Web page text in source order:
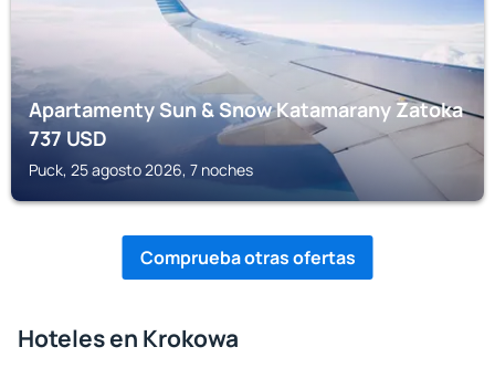
Apartamenty Sun & Snow Katamarany Zatoka
737USD
Puck, 25 agosto 2026, 7 noches
Comprueba otras ofertas
Hoteles en Krokowa